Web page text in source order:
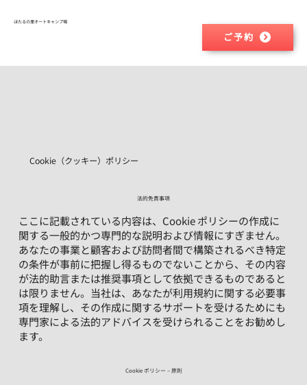
​ほたるの里オートキャンプ場
ご予約
法的免責事項
Cookie（クッキー）ポリシー
ここに記載されている内容は、Cookie ポリシーの作成に
関する一般的かつ専門的な説明および情報にすぎません。
あなたの事業と顧客および訪問者間で構築されるべき特定
の条件が事前に把握し得るものでないことから、その内容
が法的助言または推奨事項として依拠できるものであると
は限りません。当社は、あなたが利用規約に関する必要事
項を理解し、その作成に関するサポートを受けるためにも
専門家による法的アドバイスを受けられることをお勧めし
ます。
Cookie ポリシー – 原則